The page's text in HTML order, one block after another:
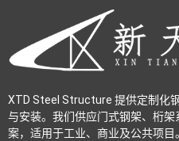
XTD Steel Structure 提供定制化
与安装。我们供应门式钢架、桁
案，适用于工业、商业及公共项目。